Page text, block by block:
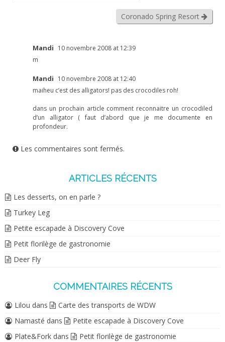
Coronado Spring Resort
Mandi 10 novembre 2008 at 12:39
m
Mandi 10 novembre 2008 at 12:40
maiheu c’est des alligators! pas des crocodiles roh!
dans un prochain article comment reconnaitre un crocodiled
d’un alligator ( faut d’abord que je me documente en
profondeur.
Les commentaires sont fermés.
ARTICLES RÉCENTS
Les desserts, on en parle ?
Turkey Leg
Petite escapade à Discovery Cove
Petit florilège de gastronomie
Deer Fly
COMMENTAIRES RÉCENTS
Lilou dans
Carte des transports de WDW
Namasté dans
Petite escapade à Discovery Cove
Plate&Fork dans
Petit florilège de gastronomie